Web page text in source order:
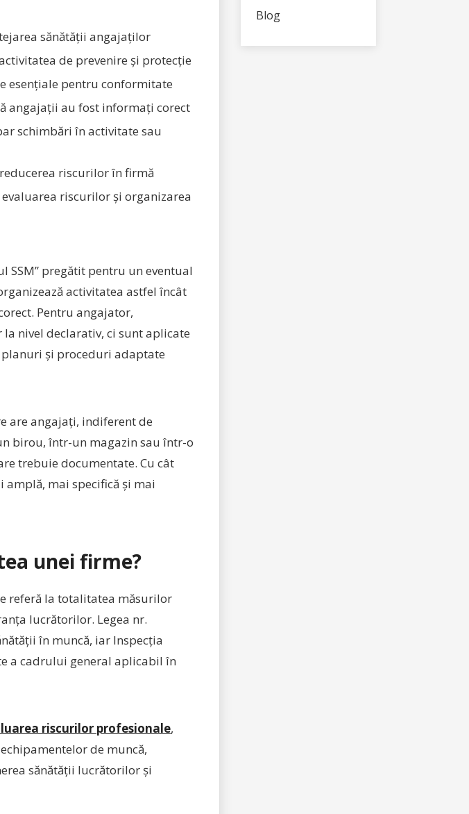
sănătății angajaților
de prevenire și protecție
esențiale pentru conformitate
angajații au fost informați corect
schimbări în activitate sau
riscurilor în firmă
riscurilor și organizarea
SSM” pregătit pentru un eventual
activitatea astfel încât
Pentru angajator,
la nivel declarativ, ci sunt aplicate
și proceduri adaptate
are angajați, indiferent de
birou, într-un magazin sau într-o
trebuie documentate. Cu cât
amplă, mai specifică și mai
unei firme?
referă la totalitatea măsurilor
lucrătorilor. Legea nr.
în muncă, iar Inspecția
a cadrului general aplicabil în
riscurilor profesionale,
de muncă,
sănătății lucrătorilor și
Blog